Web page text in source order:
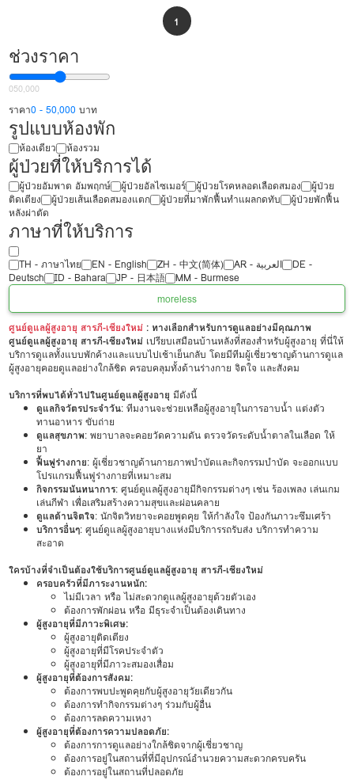
1
ช่วงราคา
050,000
ราคา0 - 50,000 บาท
รูปแบบห้องพัก
ห้องเดียว ห้องรวม
ผู้ป่วยที่ให้บริการได้
ผู้ป่วยอัมพาต อัมพฤกษ์ ผู้ป่วยอัลไซเมอร์ ผู้ป่วยโรคหลอดเลือดสมอง
ผู้ป่วย
ติดเตียง
ผู้ป่วยเส้นเลือดสมองแตก ผู้ป่วยที่มาพักฟื้นทำแผลกดทับ
ผู้ป่วยพักฟื้น
หลังผ่าตัด
ภาษาที่ให้บริการ
TH - ‏ภาษาไทย EN - English ZH - 中文(简体) ‏AR - ‏العربية‏
DE -
Deutsch
ID - Bahara JP - 日本語
MM - Burmese
moreless
ศูนย์ดูแลผู้สูงอายุ สารภี-เชียงใหม่ : ทางเลือกสำหรับการดูแลอย่างมีคุณภาพ
ศูนย์ดูแลผู้สูงอายุ สารภี-เชียงใหม่ เปรียบเสมือนบ้านหลังที่สองสำหรับผู้สูงอายุ ที่นี่ให้
บริการดูแลทั้งแบบพักค้างและแบบไปเช้าเย็นกลับ โดยมีทีมผู้เชี่ยวชาญด้านการดูแล
ผู้สูงอายุคอยดูแลอย่างใกล้ชิด ครอบคลุมทั้งด้านร่างกาย จิตใจ และสังคม
บริการที่พบได้ทั่วไปในศูนย์ดูแลผู้สูงอายุ มีดังนี้
ดูแลกิจวัตรประจำวัน: ทีมงานจะช่วยเหลือผู้สูงอายุในการอาบน้ำ แต่งตัว
ทานอาหาร ขับถ่าย
ดูแลสุขภาพ: พยาบาลจะคอยวัดความดัน ตรวจวัดระดับน้ำตาลในเลือด ให้
ยา
ฟื้นฟูร่างกาย: ผู้เชี่ยวชาญด้านกายภาพบำบัดและกิจกรรมบำบัด จะออกแบบ
โปรแกรมฟื้นฟูร่างกายที่เหมาะสม
กิจกรรมนันทนาการ: ศูนย์ดูแลผู้สูงอายุมีกิจกรรมต่างๆ เช่น ร้องเพลง เล่นเกม
เล่นกีฬา เพื่อเสริมสร้างความสุขและผ่อนคลาย
ดูแลด้านจิตใจ: นักจิตวิทยาจะคอยพูดคุย ให้กำลังใจ ป้องกันภาวะซึมเศร้า
บริการอื่นๆ: ศูนย์ดูแลผู้สูงอายุบางแห่งมีบริการรถรับส่ง บริการทำความ
สะอาด
ใครบ้างที่จำเป็นต้องใช้บริการศูนย์ดูแลผู้สูงอายุ สารภี-เชียงใหม่
ครอบครัวที่มีภาระงานหนัก:
ไม่มีเวลา หรือ ไม่สะดวกดูแลผู้สูงอายุด้วยตัวเอง
ต้องการพักผ่อน หรือ มีธุระจำเป็นต้องเดินทาง
ผู้สูงอายุที่มีภาวะพิเศษ:
ผู้สูงอายุติดเตียง
ผู้สูงอายุที่มีโรคประจำตัว
ผู้สูงอายุที่มีภาวะสมองเสื่อม
ผู้สูงอายุที่ต้องการสังคม:
ต้องการพบปะพูดคุยกับผู้สูงอายุวัยเดียวกัน
ต้องการทำกิจกรรมต่างๆ ร่วมกับผู้อื่น
ต้องการลดความเหงา
ผู้สูงอายุที่ต้องการความปลอดภัย:
ต้องการการดูแลอย่างใกล้ชิดจากผู้เชี่ยวชาญ
ต้องการอยู่ในสถานที่ที่มีอุปกรณ์อำนวยความสะดวกครบครัน
ต้องการอยู่ในสถานที่ปลอดภัย